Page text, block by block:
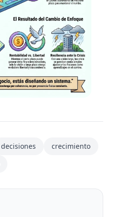
decisiones
crecimiento